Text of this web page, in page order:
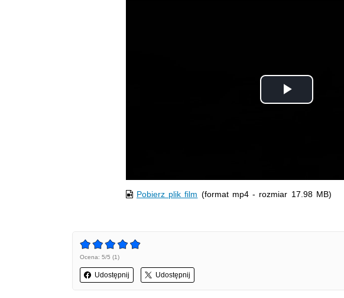
Odtwórz
Pobierz plik film (format mp4 - rozmiar 17.98 MB)
Ocena: 5/5 (1)
Udostępnij Udostępnij